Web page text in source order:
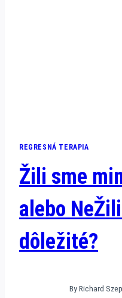
REGRESNÁ TERAPIA
Žili sme
alebo
dôležité?
ByRichard